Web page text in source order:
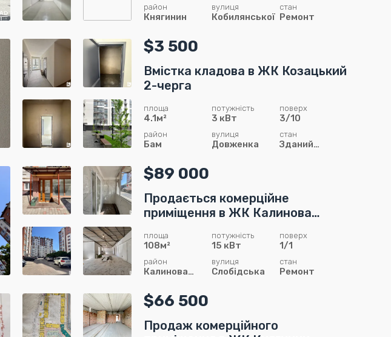
район
Княгинин
вулиця
Кобилянської
стан
Ремонт
$3 500
Вмістка кладова в ЖК Козацький
2-черга
площа
4.1м²
потужність
3 кВт
поверх
3/10
район
Бам
вулиця
Довженка
стан
Зданий
$89 000
Продається комерційне
приміщення в ЖК Калинова
площа
108м²
потужність
15 кВт
поверх
1/1
район
Калинова
вулиця
Слобідська
стан
Ремонт
$66 500
Продаж комерційного